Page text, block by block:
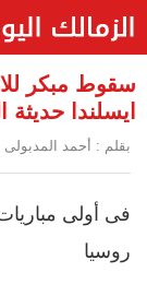
سقوط مبكر
ايسلندا
بقلم : أحمد المدبولى
فى أولى
روسيا